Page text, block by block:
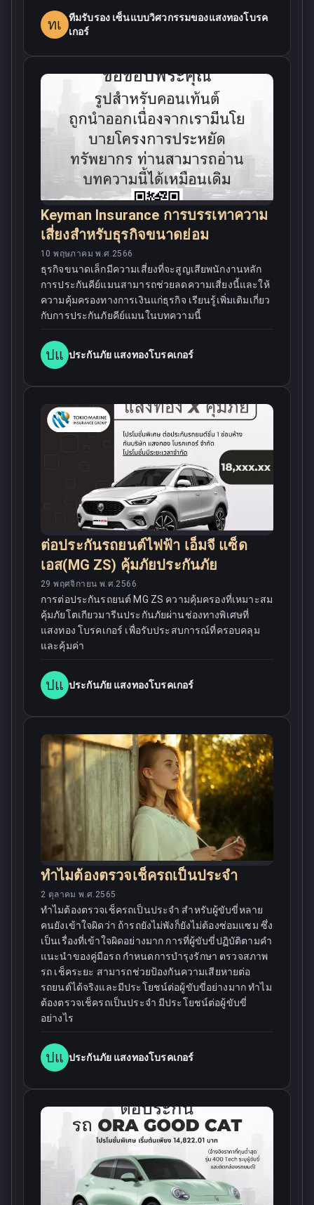
ทเ
ทีมรับรอง เซ็นแบบวิศวกรรมของแสงทองโบรค
เกอร์
Keyman Insurance การบรรเทาความ
เสี่ยงสำหรับธุรกิจขนาดย่อม
10 พฤษภาคม พ.ศ.2566
ธุรกิจขนาดเล็กมีความเสี่ยงที่จะสูญเสียพนักงานหลัก
การประกันคีย์แมนสามารถช่วยลดความเสี่ยงนี้และให้
ความคุ้มครองทางการเงินแก่ธุรกิจ เรียนรู้เพิ่มเติมเกี่ยว
กับการประกันภัยคีย์แมนในบทความนี้
ปแ ประกันภัย แสงทองโบรคเกอร์
ต่อประกันรถยนต์ไฟฟ้า เอ็มจี แซ็ด
เอส(MG ZS) คุ้มภัยประกันภัย
29 พฤศจิกายน พ.ศ.2566
การต่อประกันรถยนต์ MG ZS ความคุ้มครองที่เหมาะสม
คุ้มภัยโตเกียวมารีนประกันภัยผ่านช่องทางพิเศษที่
แสงทอง โบรคเกอร์ เพื่อรับประสบการณ์ที่ครอบคลุม
และคุ้มค่า
ปแ ประกันภัย แสงทองโบรคเกอร์
ทำไมต้องตรวจเช็ครถเป็นประจำ
2 ตุลาคม พ.ศ.2565
ทำไมต้องตรวจเช็ครถเป็นประจำ สำหรับผู้ขับขี่หลาย
คนยังเข้าใจผิดว่า ถ้ารถยังไม่พังก็ยังไม่ต้องซ่อมแซม ซึ่ง
เป็นเรื่องที่เข้าใจผิดอย่างมาก การที่ผู้ขับขี่ปฏิบัติตามคำ
แนะนำของคู่มือรถ กำหนดการบำรุงรักษา ตรวจสภาพ
รถ เช็คระยะ สามารถช่วยป้องกันความเสียหายต่อ
รถยนต์ได้จริงและมีประโยชน์ต่อผู้ขับขี่อย่างมาก ทำไม
ต้องตรวจเช็ครถเป็นประจำ มีประโยชน์ต่อผู้ขับขี่
อย่างไร
ปแ ประกันภัย แสงทองโบรคเกอร์